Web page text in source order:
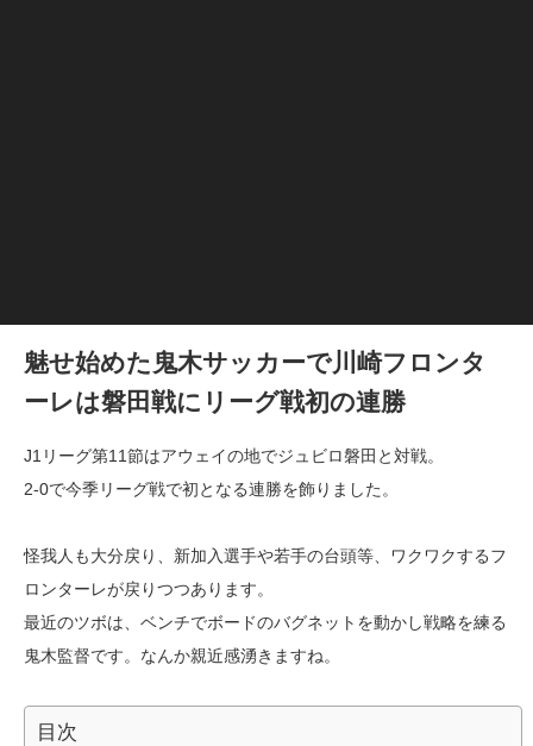
魅せ始めた鬼木サッカーで川崎フロンタ
ーレは磐田戦にリーグ戦初の連勝
J1リーグ第11節はアウェイの地でジュビロ磐田と対戦。
2-0で今季リーグ戦で初となる連勝を飾りました。
怪我人も大分戻り、新加入選手や若手の台頭等、ワクワクするフ
ロンターレが戻りつつあります。
最近のツボは、ベンチでボードのバグネットを動かし戦略を練る
鬼木監督です。なんか親近感湧きますね。
目次